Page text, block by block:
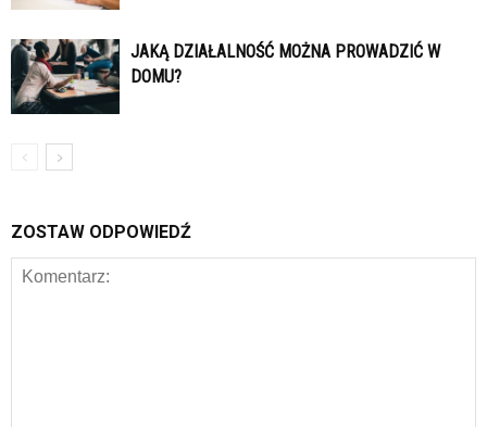
JAKĄ DZIAŁALNOŚĆ MOŻNA PROWADZIĆ W
DOMU?
ZOSTAW ODPOWIEDŹ